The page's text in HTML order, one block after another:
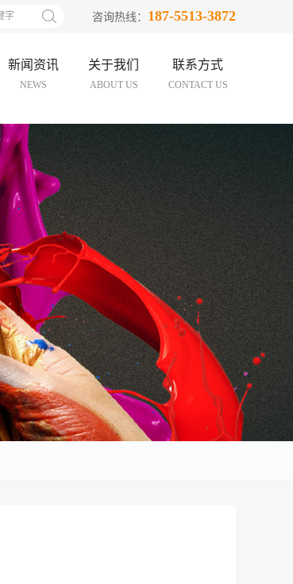
咨询热线： 187-5513-3872
新闻资讯
NEWS
关于我们
ABOUT US
联系方式
CONTACT US